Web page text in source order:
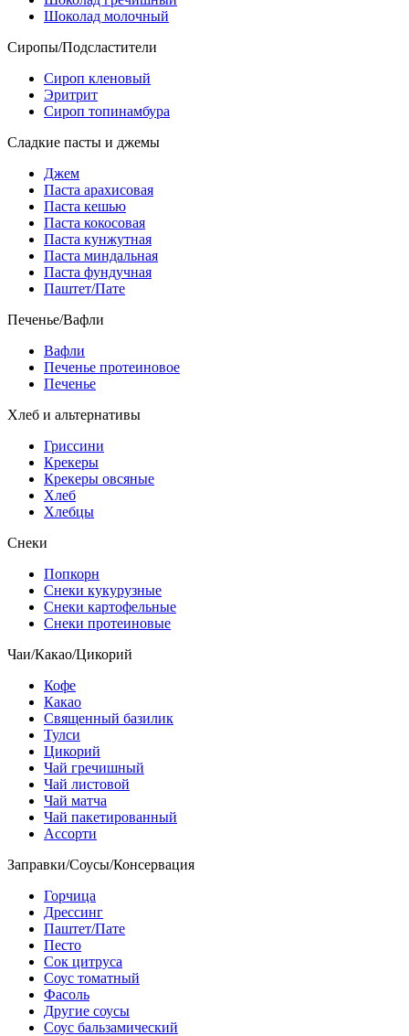
Шоколад молочный
Сиропы/Подсластители
Сироп кленовый
Эритрит
Сироп топинамбура
Сладкие пасты и джемы
Джем
Паста арахисовая
Паста кешью
Паста кокосовая
Паста кунжутная
Паста миндальная
Паста фундучная
Паштет/Пате
Печенье/Вафли
Вафли
Печенье протеиновое
Печенье
Хлеб и альтернативы
Гриссини
Крекеры
Крекеры овсяные
Хлеб
Хлебцы
Снеки
Попкорн
Снеки кукурузные
Снеки картофельные
Снеки протеиновые
Чаи/Какао/Цикорий
Кофе
Какао
Священный базилик
Тулси
Цикорий
Чай гречишный
Чай листовой
Чай матча
Чай пакетированный
Ассорти
Заправки/Соусы/Консервация
Горчица
Дрессинг
Паштет/Пате
Песто
Сок цитруса
Соус томатный
Фасоль
Другие соусы
Соус бальзамический